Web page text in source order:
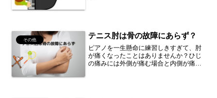
その他 テニス肘は骨の故障にあらず？
ピアノを一生懸命に練習しきすぎて、肘
が痛くなったことはありませんか？ひじ
の痛みには外側が痛む場合と内側が痛む